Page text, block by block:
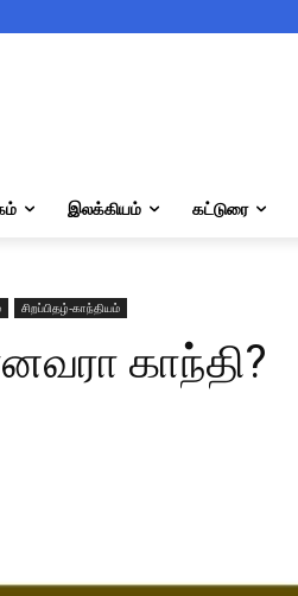
இலக்கியம் கட்டுரை
சிறப்பிதழ்-காந்தியம்
காந்தி?